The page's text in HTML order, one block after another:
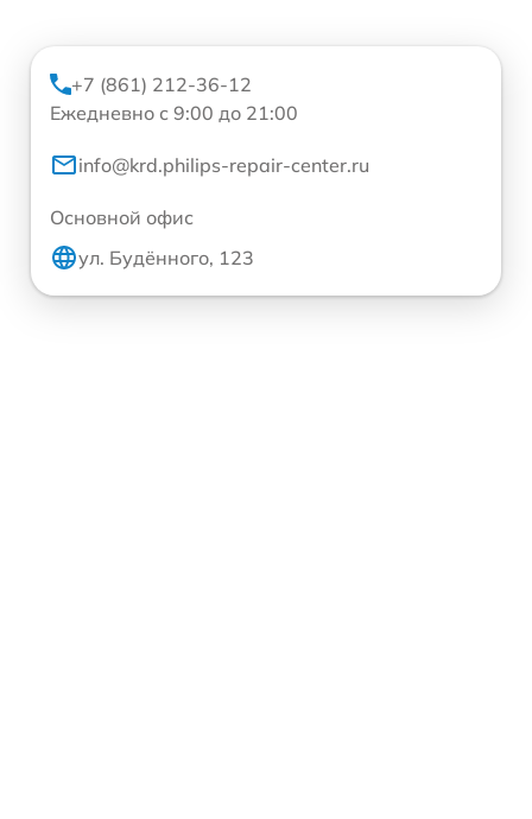
+7 (861) 212-36-12
Ежедневно с 9:00 до 21:00
info@krd.philips-repair-center.ru
Основной офис
ул. Будённого, 123